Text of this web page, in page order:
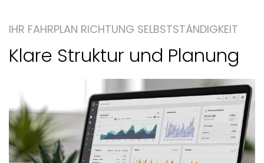
IHR FAHRPLAN RICHTUNG SELBSTSTÄNDIGKEIT
Klare Struktur und Planung